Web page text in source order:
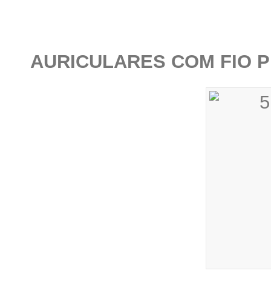
AURICULARES COM FIO